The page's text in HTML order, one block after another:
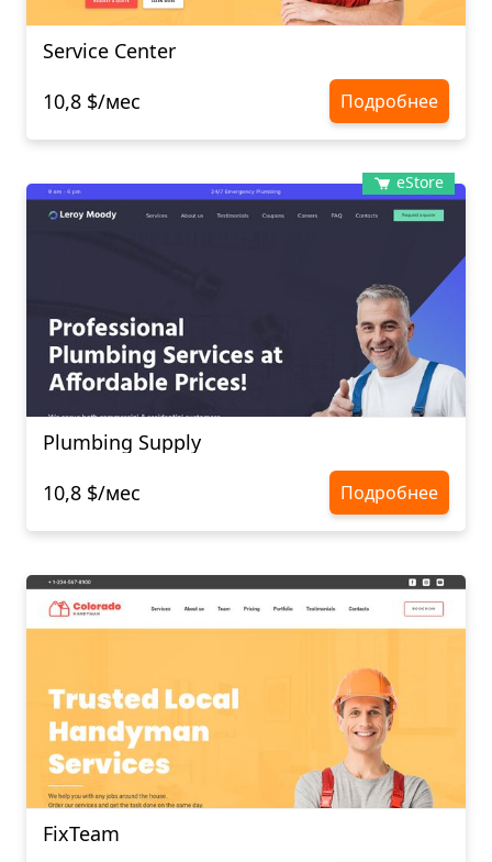
Service Center
10,8 $/мес
Подробнее
eStore
Plumbing Supply
10,8 $/мес
Подробнее
FixTeam